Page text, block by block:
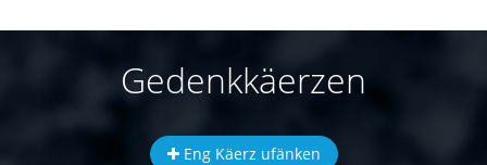
Gedenkkäerzen
Eng Käerz ufänken